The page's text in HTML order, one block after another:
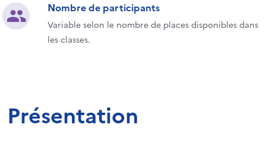
Nombre de participants
Variable selon le nombre de places disponibles dans
les classes.
Présentation